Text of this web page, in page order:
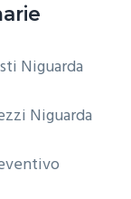
Niguarda
Niguarda